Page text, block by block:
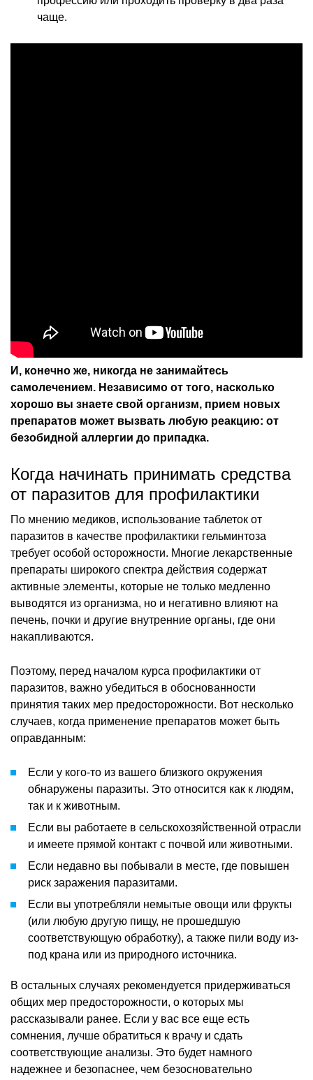
чаще.
И, конечно же, никогда не занимайтесь
самолечением. Независимо от того, насколько
хорошо вы знаете свой организм, прием новых
препаратов может вызвать любую реакцию: от
безобидной аллергии до припадка.
Когда начинать принимать средства
от паразитов для профилактики
По мнению медиков, использование таблеток от
паразитов в качестве профилактики гельминтоза
требует особой осторожности. Многие лекарственные
препараты широкого спектра действия содержат
активные элементы, которые не только медленно
выводятся из организма, но и негативно влияют на
печень, почки и другие внутренние органы, где они
накапливаются.
Поэтому, перед началом курса профилактики от
паразитов, важно убедиться в обоснованности
принятия таких мер предосторожности. Вот несколько
случаев, когда применение препаратов может быть
оправданным:
Если у кого-то из вашего близкого окружения
обнаружены паразиты. Это относится как к людям,
так и к животным.
Если вы работаете в сельскохозяйственной отрасли
и имеете прямой контакт с почвой или животными.
Если недавно вы побывали в месте, где повышен
риск заражения паразитами.
Если вы употребляли немытые овощи или фрукты
(или любую другую пищу, не прошедшую
соответствующую обработку), а также пили воду из-
под крана или из природного источника.
В остальных случаях рекомендуется придерживаться
общих мер предосторожности, о которых мы
рассказывали ранее. Если у вас все еще есть
сомнения, лучше обратиться к врачу и сдать
соответствующие анализы. Это будет намного
надежнее и безопаснее, чем безосновательно